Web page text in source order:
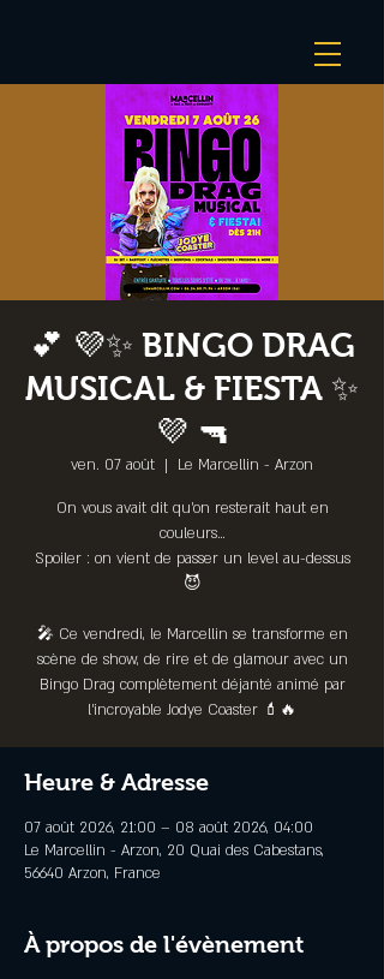
💕 💜✨ BINGO DRAG
MUSICAL & FIESTA ✨
💜 🔫
ven. 07 août
  |
Le Marcellin - Arzon
On vous avait dit qu’on resterait haut en
couleurs…
Spoiler : on vient de passer un level au-dessus
😈
🎤 Ce vendredi, le Marcellin se transforme en
scène de show, de rire et de glamour avec un
Bingo Drag complètement déjanté animé par
l’incroyable Jodye Coaster 💄🔥
Heure & Adresse
07 août 2026, 21:00 – 08 août 2026, 04:00
Le Marcellin - Arzon, 20 Quai des Cabestans,
56640 Arzon, France
À propos de l'évènement